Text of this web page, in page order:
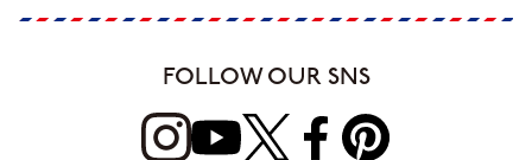
FOLLOW OUR SNS